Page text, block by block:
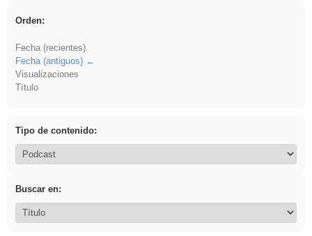
Orden:
Fecha (recientes)
Fecha (antiguos)
Visualizaciones
Título
Tipo de contenido:
Buscar en: